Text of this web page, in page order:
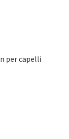
per capelli